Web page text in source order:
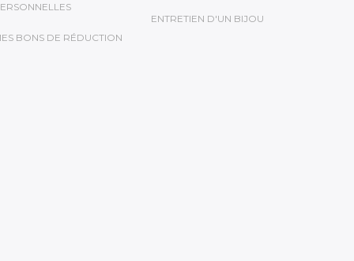
BONS DE RÉDUCTION
ENTRETIEN D'UN BIJOU